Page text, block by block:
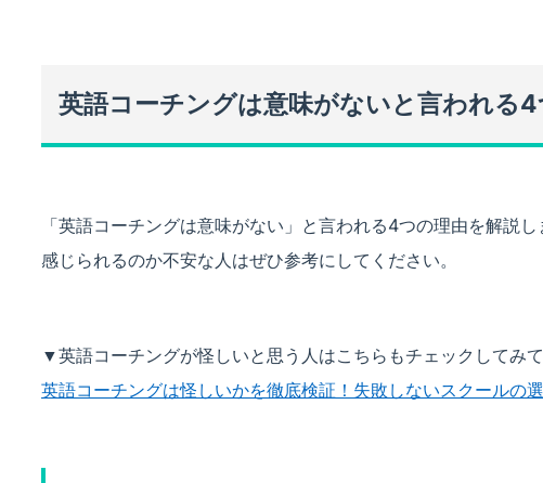
英語コーチングは意味がないと言われる
「英語コーチングは意味がない」と言われる4つの理由を解説
感じられるのか不安な人はぜひ参考にしてください。
▼英語コーチングが怪しいと思う人はこちらもチェックしてみて
英語コーチングは怪しいかを徹底検証！失敗しないスクールの